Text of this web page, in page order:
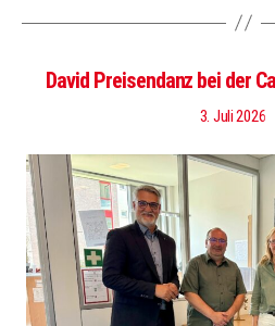
David Preisendanz bei der
3. Juli 2026